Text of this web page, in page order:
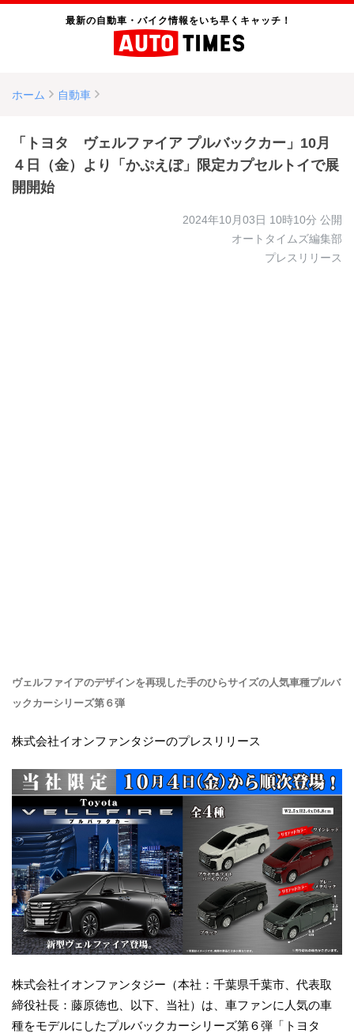
最新の自動車・バイク情報をいち早くキャッチ！
ホーム 自動車
「トヨタ ヴェルファイア プルバックカー」10月
４日（金）より「かぷえぼ」限定カプセルトイで展
開開始
2024年10月03日 10時10分 公開
オートタイムズ編集部
プレスリリース
ヴェルファイアのデザインを再現した手のひらサイズの人気車種プルバ
ックカーシリーズ第６弾
株式会社イオンファンタジーのプレスリリース
株式会社イオンファンタジー（本社：千葉県千葉市、代表取
締役社長：藤原徳也、以下、当社）は、車ファンに人気の車
種をモデルにしたプルバックカーシリーズ第６弾「トヨタ